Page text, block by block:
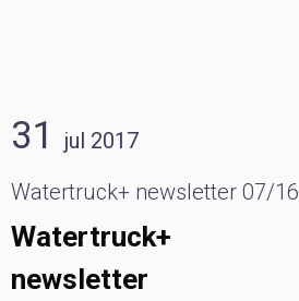
31 jul 2017
Watertruck+ newsletter 07/16
Watertruck+
newsletter